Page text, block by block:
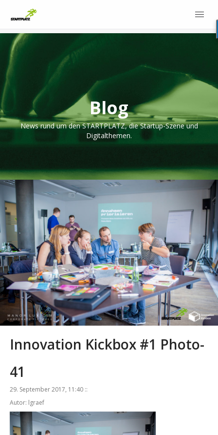
Blog
News rund um den STARTPLATZ, die Startup-Szene und
Digitalthemen.
Innovation Kickbox #1 Photo-
41
29. September 2017, 11:40 ::
Autor: lgraef